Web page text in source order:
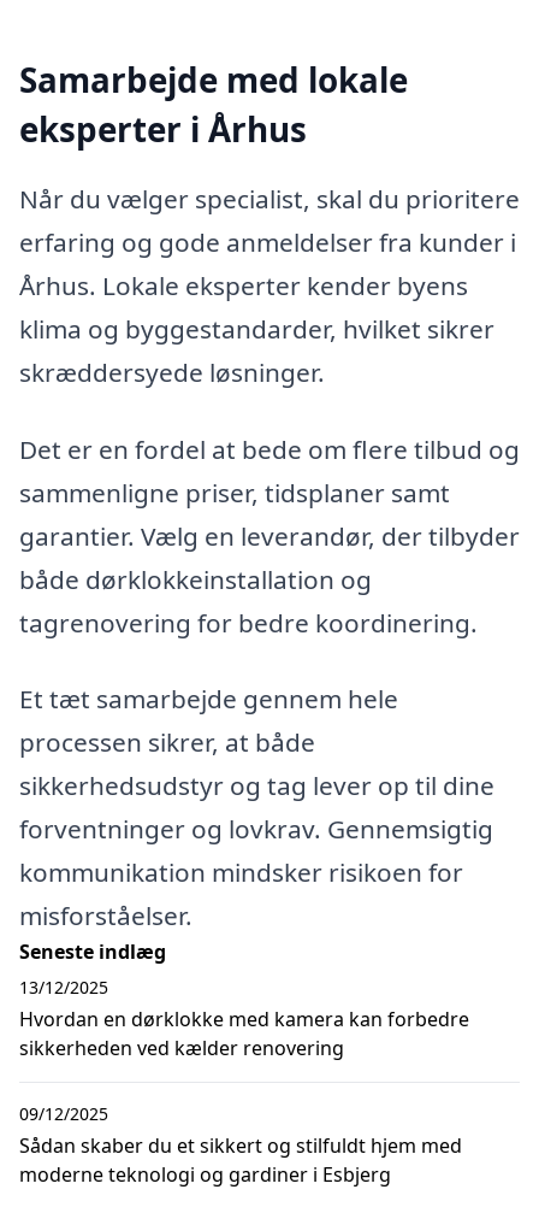
Samarbejde med lokale
eksperter i Århus
Når du vælger specialist, skal du prioritere
erfaring og gode anmeldelser fra kunder i
Århus. Lokale eksperter kender byens
klima og byggestandarder, hvilket sikrer
skræddersyede løsninger.
Det er en fordel at bede om flere tilbud og
sammenligne priser, tidsplaner samt
garantier. Vælg en leverandør, der tilbyder
både dørklokkeinstallation og
tagrenovering for bedre koordinering.
Et tæt samarbejde gennem hele
processen sikrer, at både
sikkerhedsudstyr og tag lever op til dine
forventninger og lovkrav. Gennemsigtig
kommunikation mindsker risikoen for
misforståelser.
Seneste indlæg
Hvordan en dørklokke med kamera kan forbedre
sikkerheden ved kælder renovering
13/12/2025
Sådan skaber du et sikkert og stilfuldt hjem med
moderne teknologi og gardiner i Esbjerg
09/12/2025